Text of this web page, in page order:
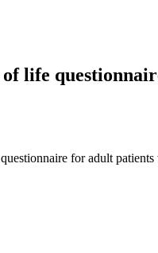
life
for adult